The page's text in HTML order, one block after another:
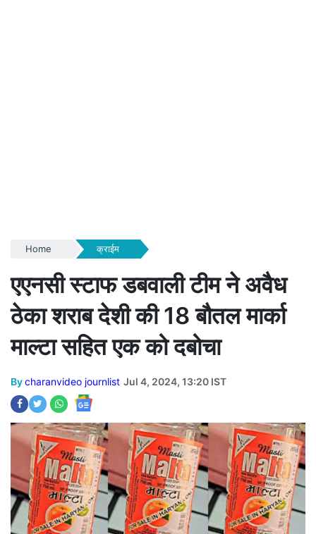
Home क्राईम
एएनसी स्टाफ डबवाली टीम ने अवैध
ठेका शराब देशी की 18 बौतल मार्का
माल्टा सहित एक को दबोचा
Bycharanvideo journlist Jul 4, 2024, 13:20 IST